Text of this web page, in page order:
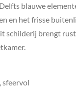
blauwe
en het frisse
schilderij brengt
sfeervol